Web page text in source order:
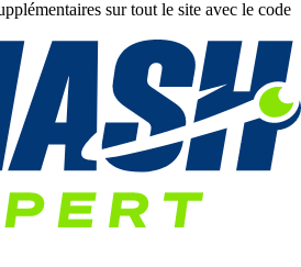
sur tout le site avec le code